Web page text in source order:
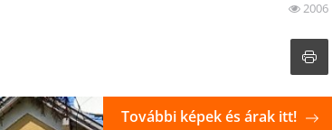
2006
További képek és árak itt!